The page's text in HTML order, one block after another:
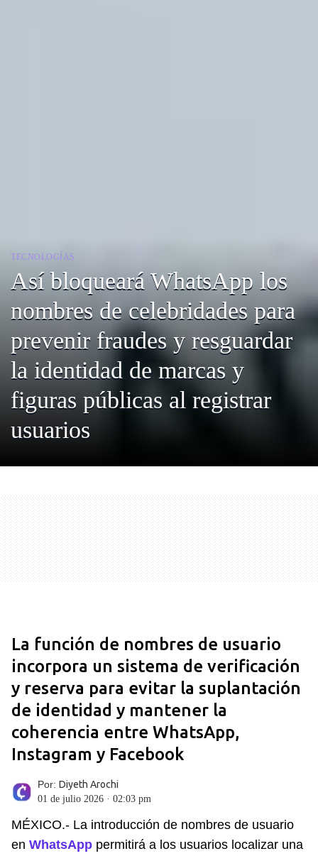
TECNOLOGÍAS
Así bloqueará WhatsApp los
nombres de celebridades para
prevenir fraudes y resguardar
la identidad de marcas y
figuras públicas al registrar
usuarios
La función de nombres de usuario
incorpora un sistema de verificación
y reserva para evitar la suplantación
de identidad y mantener la
coherencia entre WhatsApp,
Instagram y Facebook
Por: Diyeth Arochi
01 de julio 2026 · 02:03 pm
MÉXICO.- La introducción de nombres de usuario
en WhatsApp permitirá a los usuarios localizar una